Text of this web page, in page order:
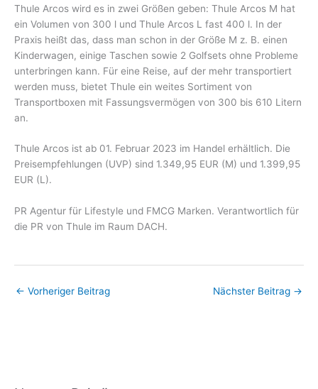
Thule Arcos wird es in zwei Größen geben: Thule Arcos M hat
ein Volumen von 300 l und Thule Arcos L fast 400 l. In der
Praxis heißt das, dass man schon in der Größe M z. B. einen
Kinderwagen, einige Taschen sowie 2 Golfsets ohne Probleme
unterbringen kann. Für eine Reise, auf der mehr transportiert
werden muss, bietet Thule ein weites Sortiment von
Transportboxen mit Fassungsvermögen von 300 bis 610 Litern
an.
Thule Arcos ist ab 01. Februar 2023 im Handel erhältlich. Die
Preisempfehlungen (UVP) sind 1.349,95 EUR (M) und 1.399,95
EUR (L).
PR Agentur für Lifestyle und FMCG Marken. Verantwortlich für
die PR von Thule im Raum DACH.
← Vorheriger Beitrag Nächster Beitrag →